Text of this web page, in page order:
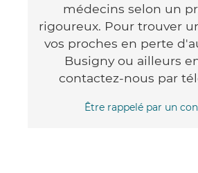
médecins selon un
rigoureux. Pour trouver
vos proches en perte
Busigny ou ailleurs
contactez-nous par
Être rappelé par un